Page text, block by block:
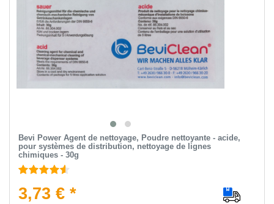
Bevi Power Agent de nettoyage, Poudre nettoyante - acide,
pour systèmes de distribution, nettoyage de lignes
chimiques - 30g
3,73 € *